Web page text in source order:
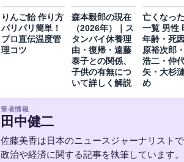
りんご飴 作り方
パリパリ簡単！
プロ直伝温度管
理コツ
森本毅郎の現在
（2026年）｜ス
タンバイ休養理
由・復帰・遠藤
泰子との関係、
子供の有無につ
いて詳しく解説
亡くなっ
一覧 男性
年齢・死
原裕次郎
浩二・仲
矢・大杉
め
筆者情報
田中健二
佐藤美香は日本のニュースジャーナリスト
政治や経済に関する記事を執筆しています